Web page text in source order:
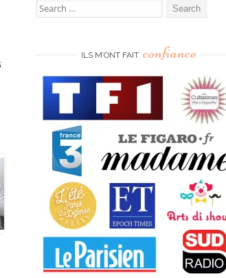
Search
for:
ILS M’ONT FAIT confiance